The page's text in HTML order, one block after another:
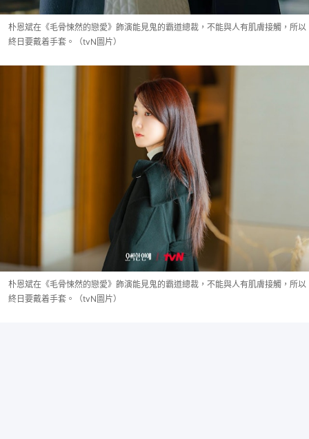
朴恩斌在《毛骨悚然的戀愛》飾演能見鬼的霸道總裁，不能與人有肌膚接觸，所以
終日要戴着手套。（tvN圖片）
朴恩斌在《毛骨悚然的戀愛》飾演能見鬼的霸道總裁，不能與人有肌膚接觸，所以
終日要戴着手套。（tvN圖片）